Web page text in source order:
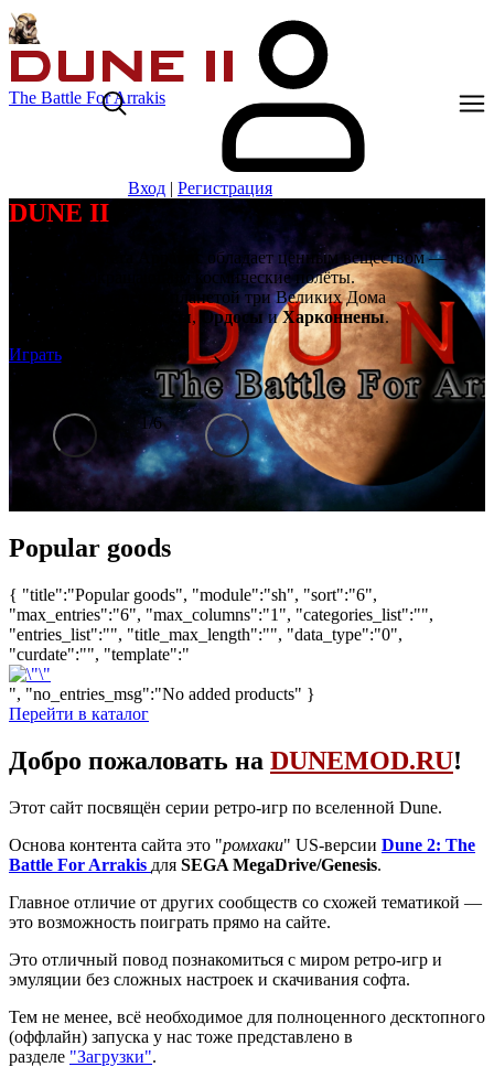
The Battle For Arrakis
Вход | Регистрация
DUNE II
Далёкая планета Арракис обладает ценным веществом —
спайсом, сокращающим космические полёты.
Борются за владение планетой три Великих Дома
Ландсраада:
Атрейдесы, ОрдосыиХарконнены.
Играть
1/6
Popular goods
{ "title":"Popular goods", "module":"sh", "sort":"6",
"max_entries":"6", "max_columns":"1", "categories_list":"",
"entries_list":"", "title_max_length":"", "data_type":"0",
"curdate":"", "template":"
", "no_entries_msg":"No added products" }
Перейти в каталог
Добро пожаловать на DUNEMOD.RU!
Этот сайт посвящён серии ретро-игр по вселенной Dune.
Основа контента сайта это "ромхаки" US-версии Dune 2: The
Battle For Arrakis для SEGA MegaDrive/Genesis.
Главное отличие от других сообществ со схожей тематикой —
это возможность поиграть прямо на сайте.
Это отличный повод познакомиться с миром ретро-игр и
эмуляции без сложных настроек и скачивания софта.
Тем не менее, всё необходимое для полноценного десктопного
(оффлайн) запуска у нас тоже представлено в
разделе "Загрузки".